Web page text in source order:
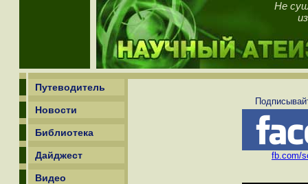
Не
Путеводитель
Новости
Библиотека
Дайджест
Видео
fb.com/